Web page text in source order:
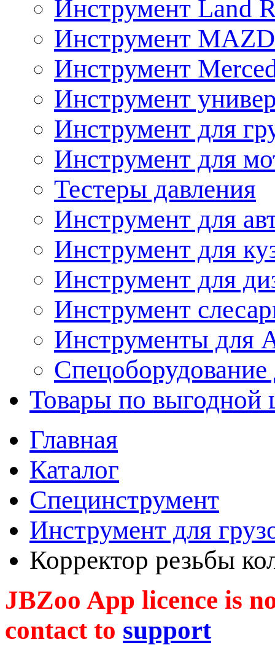
Инструмент Land
Инструмент
Инструмент
Инструмент
Инструмент для
Инструмент для
Тестеры давления
Инструмент для
Инструмент для
Инструмент для
Инструмент
Инструменты
Спецоборудование
Товары по выгодной
Главная
Каталог
Специнструмент
Инструмент для
Корректор резьбы
JBZoo App licence is
contact to support